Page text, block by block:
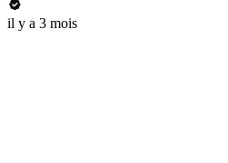
il y a 3 mois